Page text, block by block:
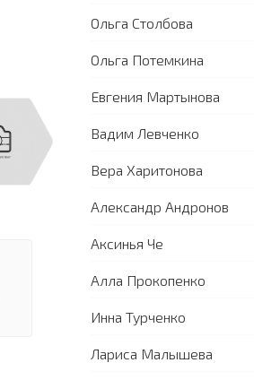
Ольга Столбова
Ольга Потемкина
Евгения Мартынова
Вадим Левченко
Вера Харитонова
Александр Андронов
Аксинья Че
Алла Прокопенко
Инна Турченко
Лариса Малышева